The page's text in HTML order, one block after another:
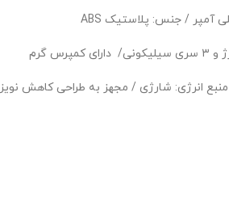
گرم
انرژی: شارژی / مجهز به طراحی کاهش نویز